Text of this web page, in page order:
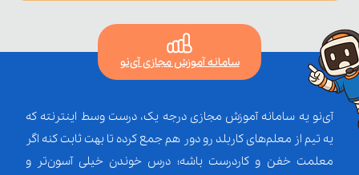
سامانه آموزش مجازی آی‌نو
آی‌نو یه سامانه آموزش مجازی درجه یک، درست وسط اینترنته که
یه تیم از معلم‌‌های کاربلد رو دور هم جمع کرده تا بهت ثابت کنه اگر
معلمت خفن و کاردرست باشه؛ درس خوندن خیلی آسون‌تر و